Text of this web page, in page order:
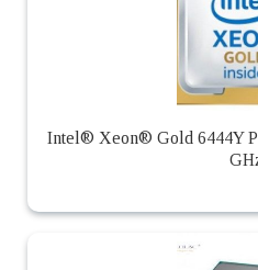
Intel® Xeon® Gold 6444Y